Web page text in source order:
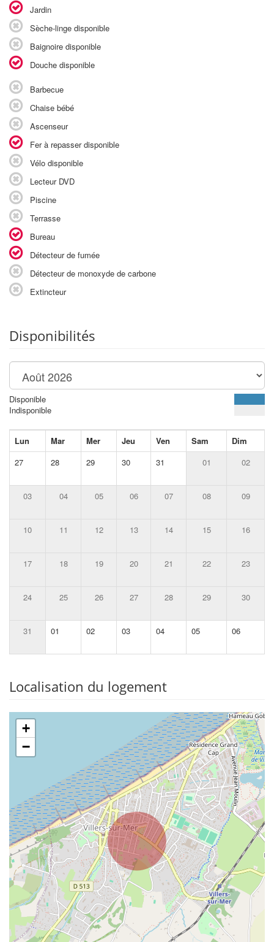
Jardin
Sèche-linge disponible
Baignoire disponible
Douche disponible
Barbecue
Chaise bébé
Ascenseur
Fer à repasser disponible
Vélo disponible
Lecteur DVD
Piscine
Terrasse
Bureau
Détecteur de fumée
Détecteur de monoxyde de carbone
Extincteur
Disponibilités
Disponible
Indisponible
Lun Mar Mer Jeu Ven Sam
Dim
27
28 29 30 31 01 02
03 04 05 06 07 08 09
10 11 12 13 14 15 16
17 18 19 20 21 22 23
24 25 26 27 28 29 30
31 01 02 03 04 05 06
Localisation du logement
+
−